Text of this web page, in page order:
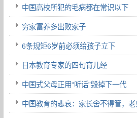
中国高校所犯的毛病都在常识以下
穷家富养多出败家子
6条规矩6岁前必须给孩子立下
日本教育专家的四句育儿经
中国式父母正用“听话”毁掉下一代
中国教育的悲哀：家长舍不得管，